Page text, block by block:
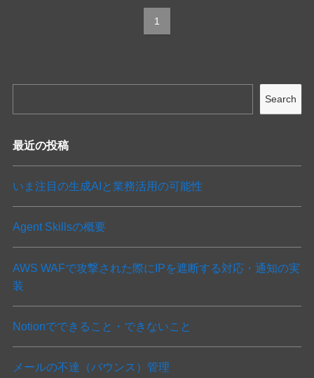
1
Search
最近の投稿
いま注目の生成AIと業務活用の可能性
Agent Skillsの概要
AWS WAFで攻撃された際にIPを遮断する対応・通知の実
装
Notionでできること・できないこと
メールの不達（バウンス）管理